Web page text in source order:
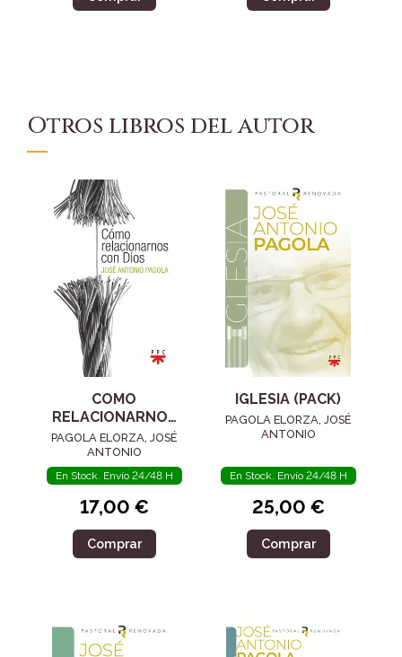
Otros libros del autor
COMO
RELACIONARNOS
CON DIOS
PAGOLA ELORZA, JOSÉ
ANTONIO
En Stock. Envío 24/48 H
17,00 €
Comprar
IGLESIA (PACK)
PAGOLA ELORZA, JOSÉ
ANTONIO
En Stock. Envío 24/48 H
25,00 €
Comprar